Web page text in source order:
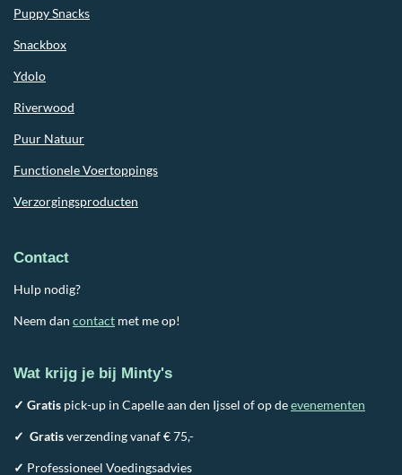
Puppy Snacks
Snackbox
Ydolo
Riverwood
Puur Natuur
Functionele Voertoppings
Verzorgingsproducten
Contact
Hulp nodig?
Neem dan contact met me op!
Wat krijg je bij Minty's
✓ Gratis pick-up in Capelle aan den Ijssel of op deevenementen
✓ Gratisverzending vanaf € 75,-
✓ Professioneel Voedingsadvies